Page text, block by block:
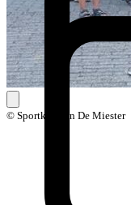
© Sportkampen De Miester